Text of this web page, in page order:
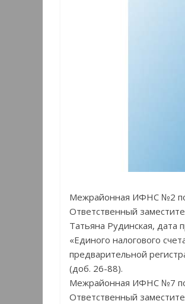
Межрайонная ИФНС №2 по
Ответственный
Татьяна Рудинская, дата
«Единого налогового
предварительной
(доб. 26-88).
Межрайонная ИФНС №7 по
Ответственный